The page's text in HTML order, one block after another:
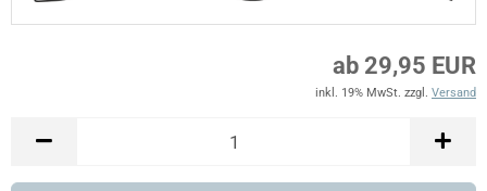
ab 29,95 EUR
inkl. 19% MwSt. zzgl. Versand